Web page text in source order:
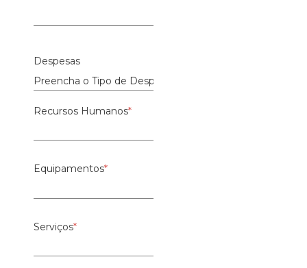
Despesas
Recursos Humanos*
Equipamentos*
Serviços*